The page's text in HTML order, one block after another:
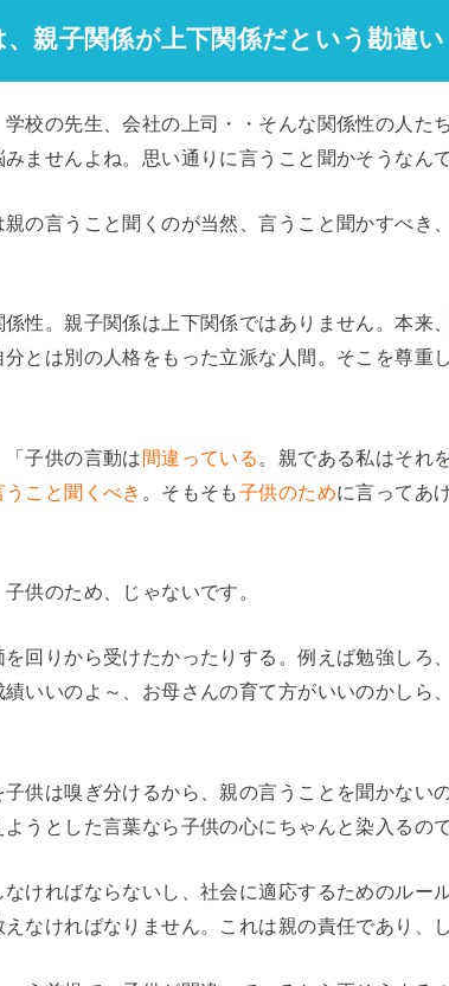
親子関係が上下関係だという勘違い
校の先生、会社の上司・・そんな関係性の人た
ませんよね。思い通りに言うこと聞かそうなん
の言うこと聞くのが当然、言うこと聞かすべき
性。親子関係は上下関係ではありません。本来、
とは別の人格をもった立派な人間。そこを尊重
子供の言動は間違っている 。親である私はそれ
うこと聞くべき 。そもそも子供のために言ってあ
供のため、じゃないです。
回りから受けたかったりする。例えば勉強しろ
いいのよ～、お母さんの育て方がいいのかしら
供は嗅ぎ分けるから、親の言うことを聞かない
うとした言葉なら子供の心にちゃんと染入るので
ければならないし、社会に適応するためのルー
なければなりません。これは親の責任であり、